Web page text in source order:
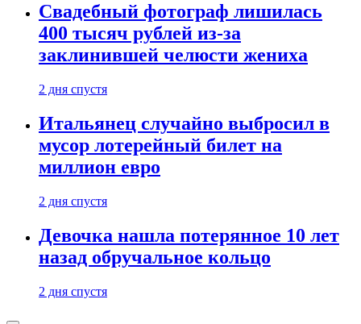
Свадебный фотограф лишилась
400 тысяч рублей из-за
заклинившей челюсти жениха
2 дня спустя
Итальянец случайно выбросил в
мусор лотерейный билет на
миллион евро
2 дня спустя
Девочка нашла потерянное 10 лет
назад обручальное кольцо
2 дня спустя